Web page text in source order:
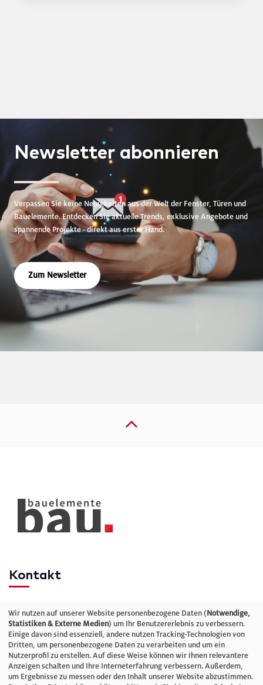
Newsletter abonnieren
Verpassen Sie keine Neuigkeiten aus der Welt der Fenster, Türen und
Bauelemente. Entdecken Sie aktuelle Trends, exklusive Angebote und
spannende Projekte - direkt aus erster Hand.
Zum Newsletter
Kontakt
Telefon: +49 (0)711 2585563-0
E-Mail:info@bauelemente-bau.eu
Unternehmen
Wir nutzen auf unserer Website personenbezogene Daten (Notwendige,
Statistiken & Externe Medien) um Ihr Benutzererlebnis zu verbessern.
Einige davon sind essenziell, andere nutzen Tracking-Technologien von
Dritten, um personenbezogene Daten zu verarbeiten und um ein
Nutzerprofil zu erstellen. Auf diese Weise können wir Ihnen relevantere
Anzeigen schalten und Ihre Interneterfahrung verbessern. Außerdem,
um Ergebnisse zu messen oder den Inhalt unserer Website abzustimmen.